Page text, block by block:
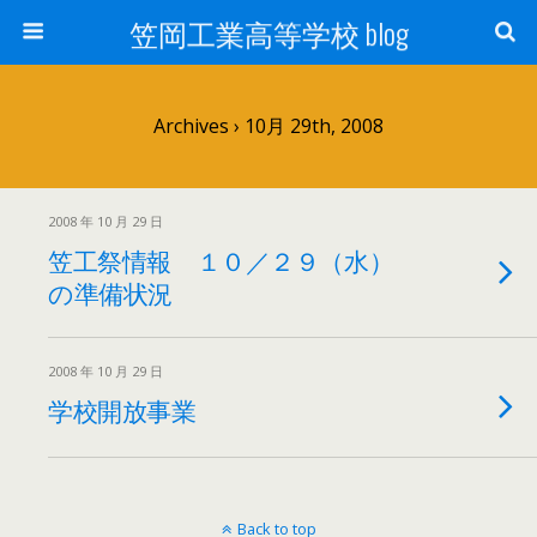
笠岡工業高等学校 blog
Archives › 10月 29th, 2008
2008 年 10 月 29 日
笠工祭情報 １０／２９（水）
の準備状況
2008 年 10 月 29 日
学校開放事業
Back to top